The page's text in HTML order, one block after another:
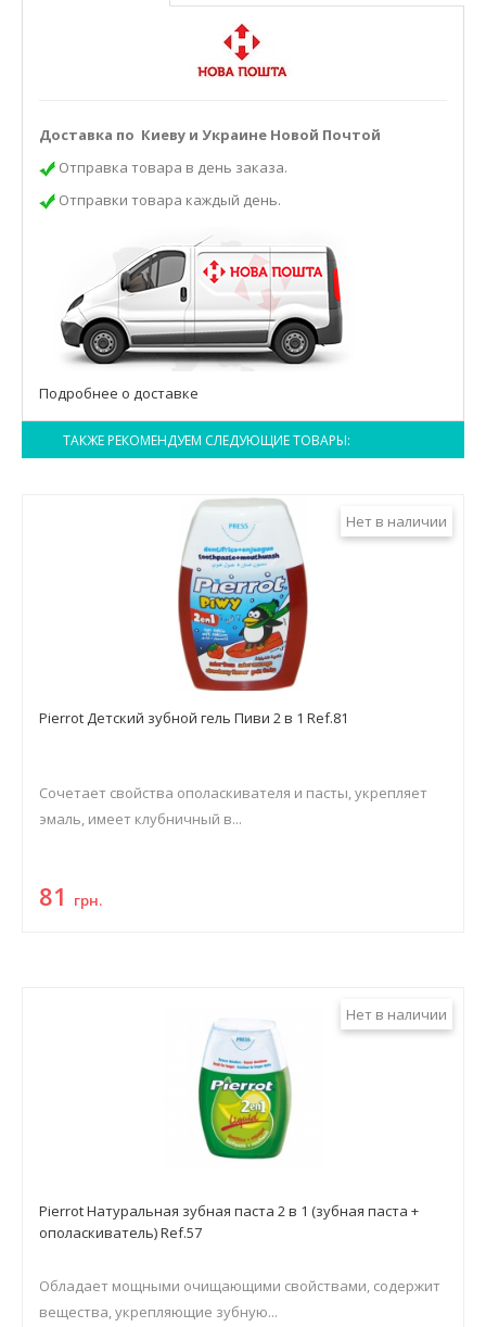
Доставка по Киеву и Украине Новой Почтой
Отправка товара в день заказа.
Отправки товара каждый день.
Подробнее о доставке
ТАКЖЕ РЕКОМЕНДУЕМ СЛЕДУЮЩИЕ ТОВАРЫ:
Нет в наличии
Pierrot Детский зубной гель Пиви 2 в 1 Ref.81
Сочетает свойства ополаскивателя и пасты, укрепляет
эмаль, имеет клубничный в...
81 грн.
Нет в наличии
Pierrot Натуральная зубная паста 2 в 1 (зубная паста +
ополаскиватель) Ref.57
Обладает мощными очищающими свойствами, содержит
вещества, укрепляющие зубную...